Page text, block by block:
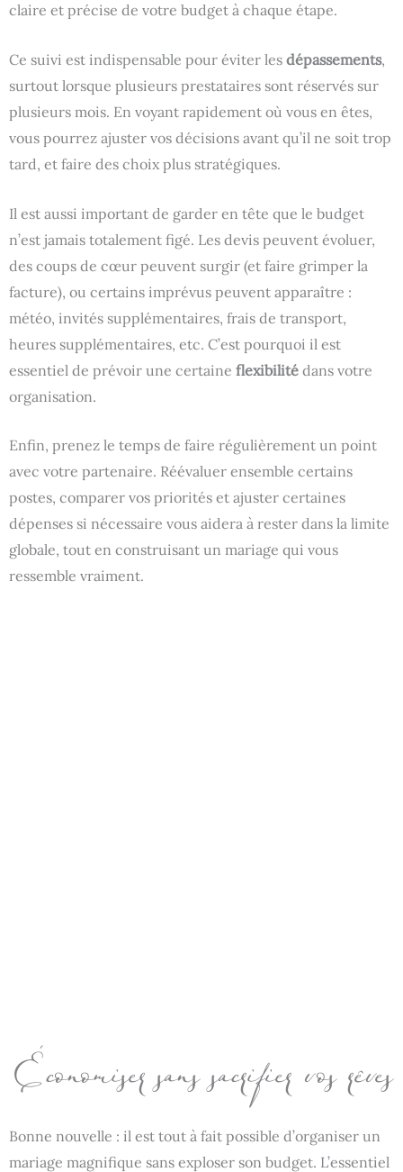
claire et précise de votre budget à chaque étape.
Ce suivi est indispensable pour éviter les dépassements,
surtout lorsque plusieurs prestataires sont réservés sur
plusieurs mois. En voyant rapidement où vous en êtes,
vous pourrez ajuster vos décisions avant qu’il ne soit trop
tard, et faire des choix plus stratégiques.
Il est aussi important de garder en tête que le budget
n’est jamais totalement figé. Les devis peuvent évoluer,
des coups de cœur peuvent surgir (et faire grimper la
facture), ou certains imprévus peuvent apparaître :
météo, invités supplémentaires, frais de transport,
heures supplémentaires, etc. C’est pourquoi il est
essentiel de prévoir une certaine flexibilité dans votre
organisation.
Enfin, prenez le temps de faire régulièrement un point
avec votre partenaire. Réévaluer ensemble certains
postes, comparer vos priorités et ajuster certaines
dépenses si nécessaire vous aidera à rester dans la limite
globale, tout en construisant un mariage qui vous
ressemble vraiment.
Économiser sans sacrifier vos rêves
Bonne nouvelle : il est tout à fait possible d’organiser un
mariage magnifique sans exploser son budget. L’essentiel